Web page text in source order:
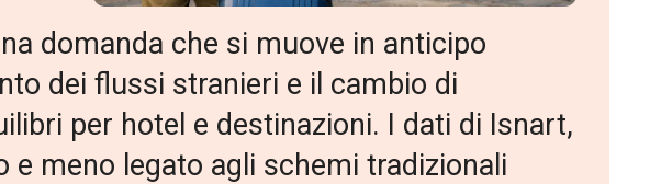
domanda che si muove in anticipo
dei flussi stranieri e il cambio di
per hotel e destinazioni. I dati di Isnart,
e meno legato agli schemi tradizionali